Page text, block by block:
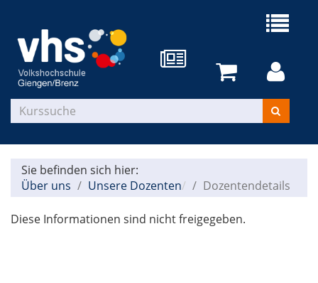
Sie befinden sich hier:
Über uns
Unsere Dozenten Dozentendetails
Diese Informationen sind nicht freigegeben.